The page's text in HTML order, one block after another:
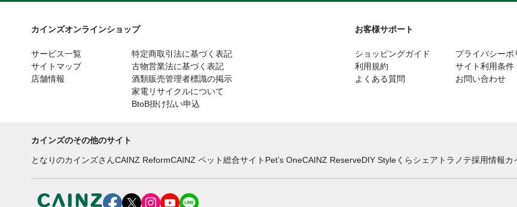
カインズオンラインショップ
サービス一覧
サイトマップ
店舗情報
特定商取引法に基づく表記
古物営業法に基づく表記
酒類販売管理者標識の掲示
家電リサイクルについて
BtoB掛け払い申込
お客様サポート
ショッピングガイド
利用規約
よくある質問
プライバシーポ
サイト利用条件
お問い合わせ
カインズのその他のサイト
となりのカインズさんCAINZ ReformCAINZ ペット総合サイト Pet’s OneCAINZ ReserveDIY Styleくらシェア トラノテ採用情報カ